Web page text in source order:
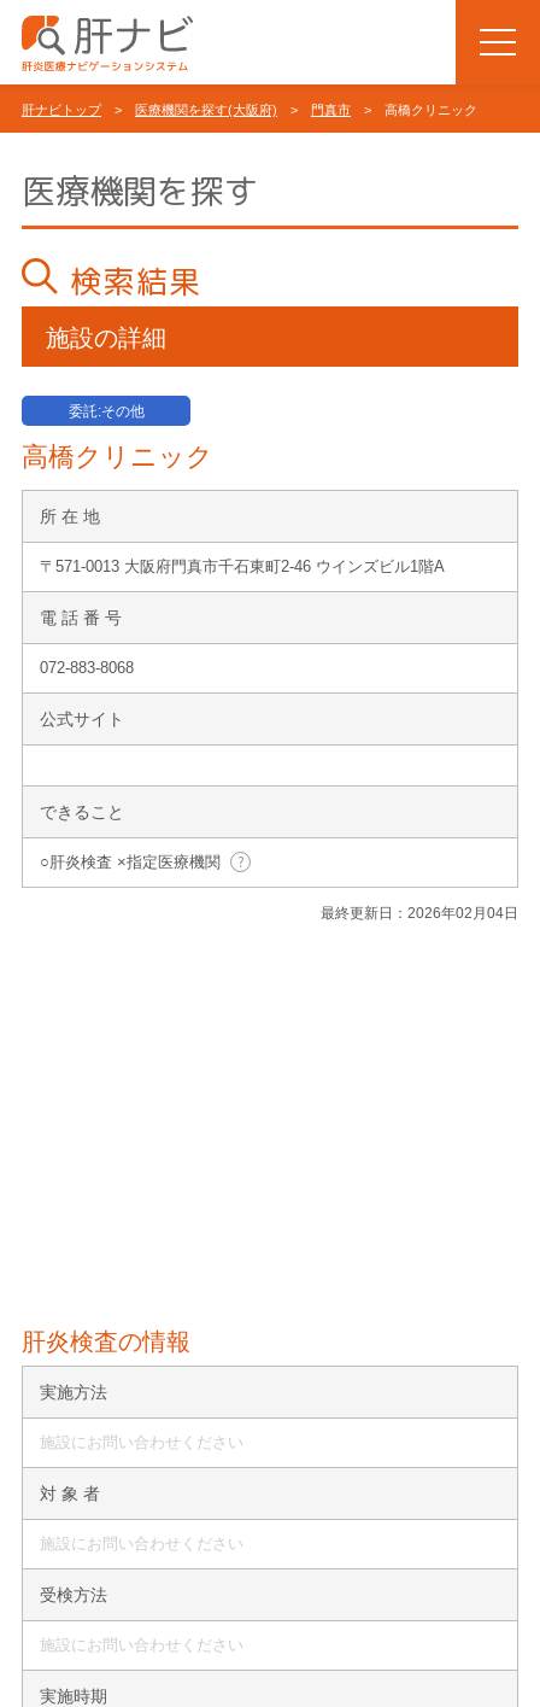
肝ナビトップ> 医療機関を探す(大阪府) > 門真市 > 高橋クリニック
医療機関を探す
検索結果
施設の詳細
委託:その他
高橋クリニック
所 在 地
〒571-0013 大阪府門真市千石東町2-46 ウインズビル1階A
電 話 番 号
072-883-8068
公式サイト
できること
○肝炎検査 ×指定医療機関
最終更新日：2026年02月04日
肝炎検査の情報
実施方法
施設にお問い合わせください
対 象 者
施設にお問い合わせください
受検方法
施設にお問い合わせください
実施時期